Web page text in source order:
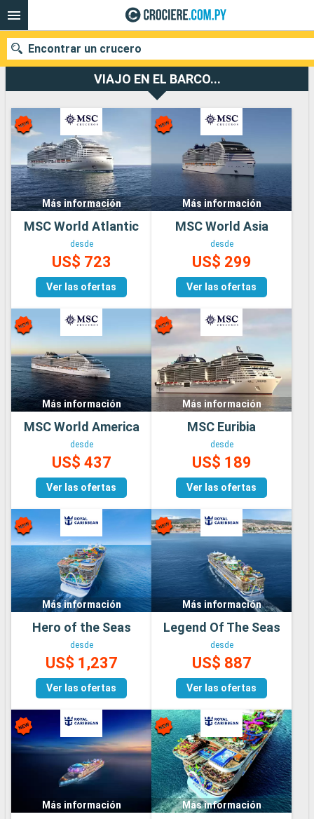
Encontrar un crucero
Nuestros destinos
Fecha de salida
Puertos Compañías
Buscar
VIAJO EN EL BARCO...
Más información
MSC World Atlantic
desde
US$ 723
Ver las ofertas
Más información
MSC World Asia
desde
US$ 299
Ver las ofertas
Más información
MSC World America
desde
US$ 437
Ver las ofertas
Más información
MSC Euribia
desde
US$ 189
Ver las ofertas
Más información
Hero of the Seas
desde
US$ 1,237
Ver las ofertas
Más información
Legend Of The Seas
desde
US$ 887
Ver las ofertas
Más información Más información